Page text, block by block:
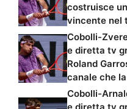
costruisce
vincente nel
Cobolli-
e diretta tv
Roland
canale che
Cobolli-